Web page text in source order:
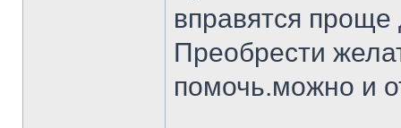
вправятся
Преобрести
помочь.можно и